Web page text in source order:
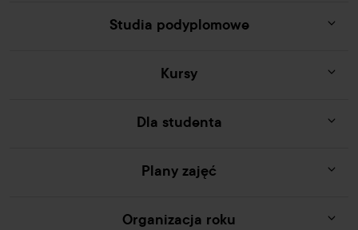
Studia podyplomowe
Kursy
Dla studenta
Plany zajęć
Organizacja roku